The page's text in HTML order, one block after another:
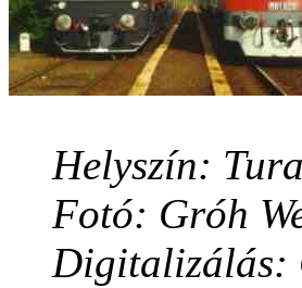
Helyszín: Tura
Fotó: Gróh
Digitalizálás: